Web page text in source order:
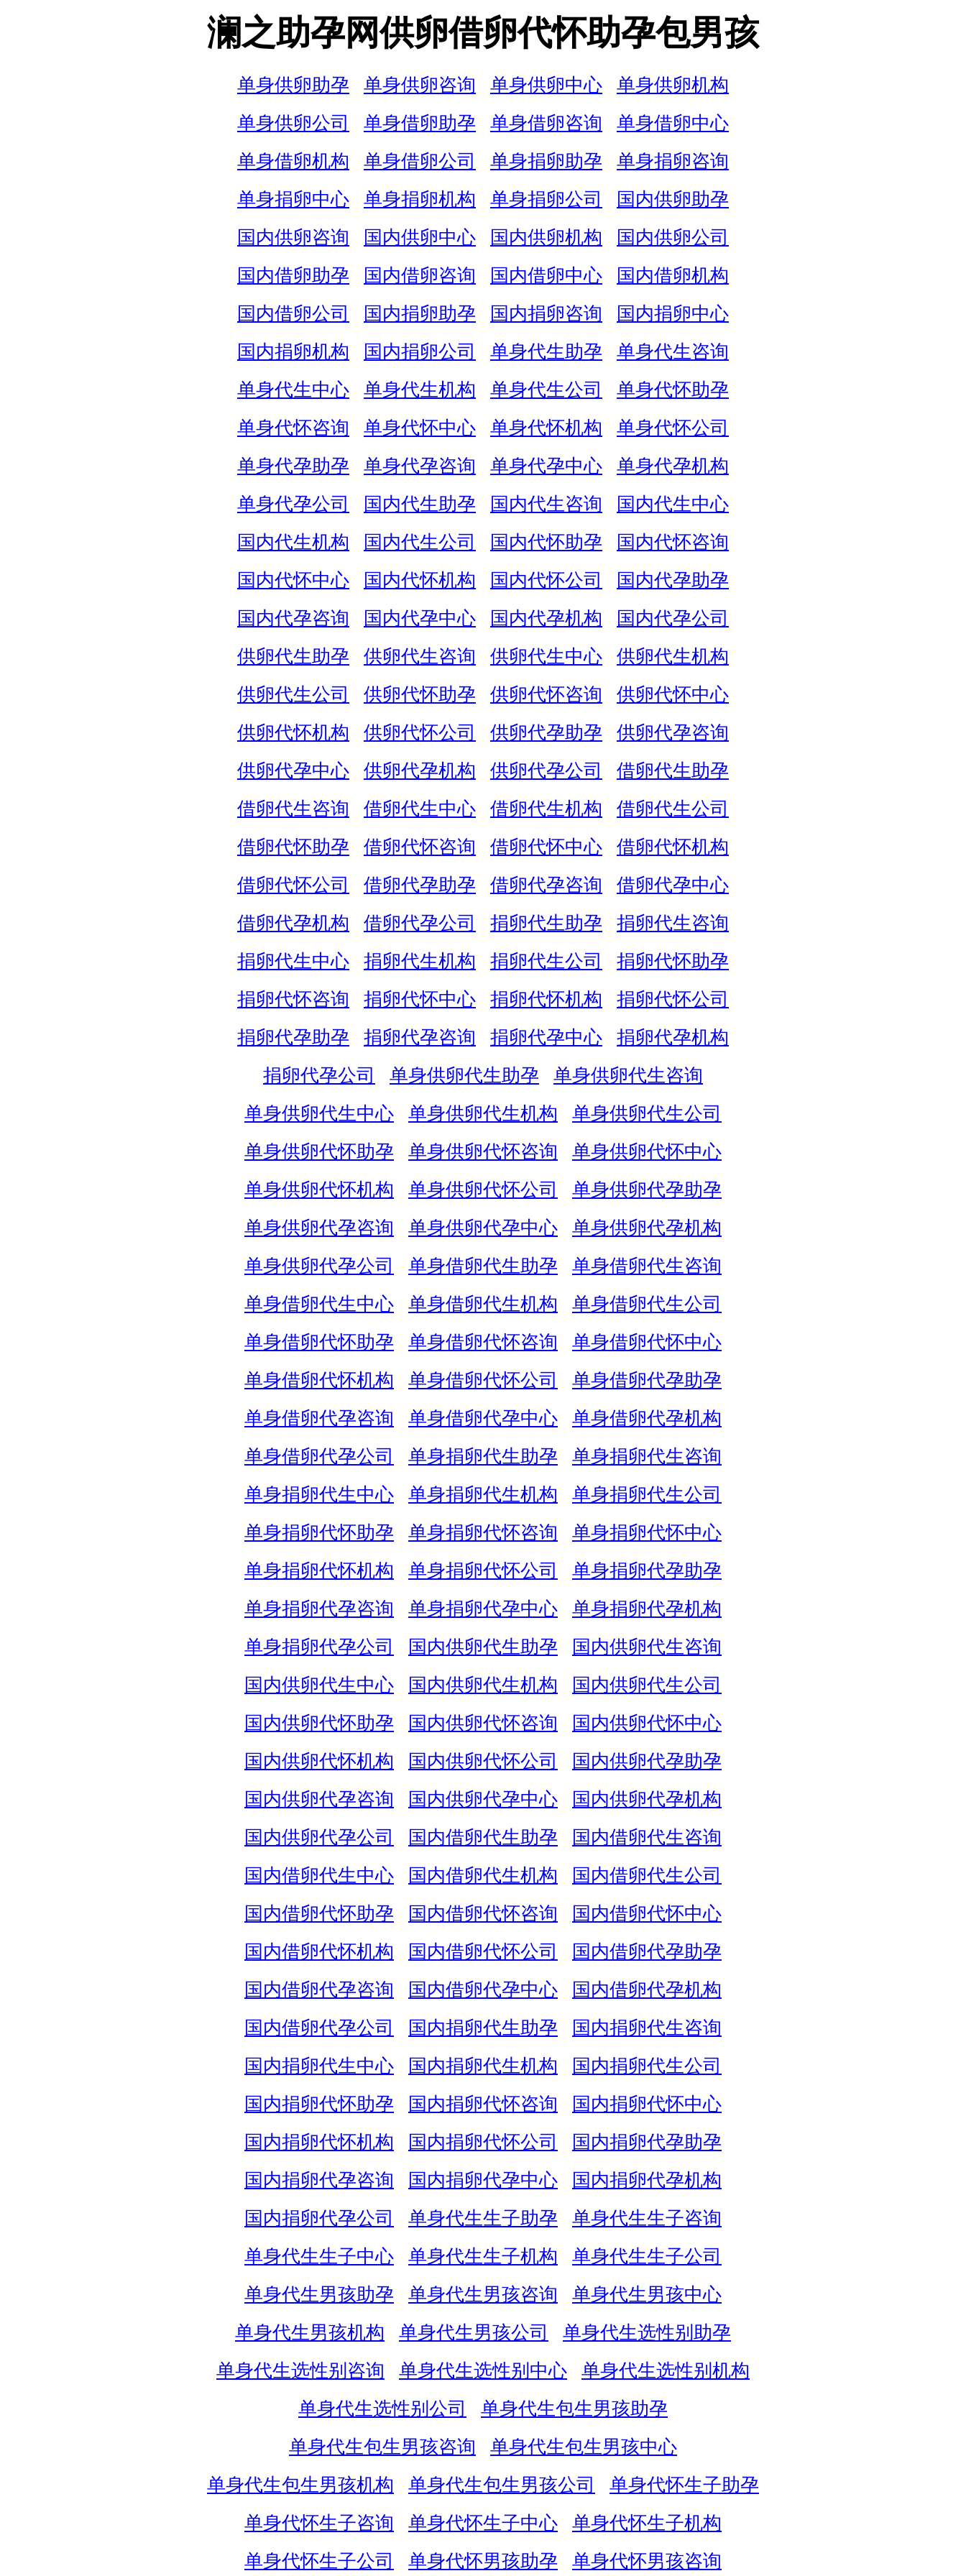
澜之助孕网供卵借卵代怀助孕包男孩
单身供卵助孕 单身供卵咨询 单身供卵中心
单身供卵机构
单身供卵公司
单身借卵助孕 单身借卵咨询
单身借卵中心
单身借卵机构
单身借卵公司 单身捐卵助孕
单身捐卵咨询
单身捐卵中心
单身捐卵机构 单身捐卵公司
国内供卵助孕
国内供卵咨询
国内供卵中心 国内供卵机构
国内供卵公司
国内借卵助孕
国内借卵咨询 国内借卵中心
国内借卵机构
国内借卵公司
国内捐卵助孕 国内捐卵咨询
国内捐卵中心
国内捐卵机构
国内捐卵公司 单身代生助孕
单身代生咨询
单身代生中心
单身代生机构 单身代生公司
单身代怀助孕
单身代怀咨询
单身代怀中心 单身代怀机构
单身代怀公司
单身代孕助孕
单身代孕咨询 单身代孕中心
单身代孕机构
单身代孕公司
国内代生助孕 国内代生咨询
国内代生中心
国内代生机构
国内代生公司 国内代怀助孕
国内代怀咨询
国内代怀中心
国内代怀机构 国内代怀公司
国内代孕助孕
国内代孕咨询
国内代孕中心 国内代孕机构
国内代孕公司
供卵代生助孕
供卵代生咨询 供卵代生中心
供卵代生机构
供卵代生公司
供卵代怀助孕 供卵代怀咨询
供卵代怀中心
供卵代怀机构
供卵代怀公司 供卵代孕助孕
供卵代孕咨询
供卵代孕中心
供卵代孕机构 供卵代孕公司
借卵代生助孕
借卵代生咨询
借卵代生中心 借卵代生机构
借卵代生公司
借卵代怀助孕
借卵代怀咨询 借卵代怀中心
借卵代怀机构
借卵代怀公司
借卵代孕助孕 借卵代孕咨询
借卵代孕中心
借卵代孕机构
借卵代孕公司 捐卵代生助孕
捐卵代生咨询
捐卵代生中心
捐卵代生机构 捐卵代生公司
捐卵代怀助孕
捐卵代怀咨询
捐卵代怀中心 捐卵代怀机构
捐卵代怀公司
捐卵代孕助孕
捐卵代孕咨询 捐卵代孕中心
捐卵代孕机构
捐卵代孕公司
单身供卵代生助孕
单身供卵代生咨询
单身供卵代生中心
单身供卵代生机构
单身供卵代生公司
单身供卵代怀助孕
单身供卵代怀咨询
单身供卵代怀中心
单身供卵代怀机构
单身供卵代怀公司
单身供卵代孕助孕
单身供卵代孕咨询
单身供卵代孕中心
单身供卵代孕机构
单身供卵代孕公司
单身借卵代生助孕
单身借卵代生咨询
单身借卵代生中心
单身借卵代生机构
单身借卵代生公司
单身借卵代怀助孕
单身借卵代怀咨询
单身借卵代怀中心
单身借卵代怀机构
单身借卵代怀公司
单身借卵代孕助孕
单身借卵代孕咨询
单身借卵代孕中心
单身借卵代孕机构
单身借卵代孕公司
单身捐卵代生助孕
单身捐卵代生咨询
单身捐卵代生中心
单身捐卵代生机构
单身捐卵代生公司
单身捐卵代怀助孕
单身捐卵代怀咨询
单身捐卵代怀中心
单身捐卵代怀机构
单身捐卵代怀公司
单身捐卵代孕助孕
单身捐卵代孕咨询
单身捐卵代孕中心
单身捐卵代孕机构
单身捐卵代孕公司
国内供卵代生助孕
国内供卵代生咨询
国内供卵代生中心
国内供卵代生机构
国内供卵代生公司
国内供卵代怀助孕
国内供卵代怀咨询
国内供卵代怀中心
国内供卵代怀机构
国内供卵代怀公司
国内供卵代孕助孕
国内供卵代孕咨询
国内供卵代孕中心
国内供卵代孕机构
国内供卵代孕公司
国内借卵代生助孕
国内借卵代生咨询
国内借卵代生中心
国内借卵代生机构
国内借卵代生公司
国内借卵代怀助孕
国内借卵代怀咨询
国内借卵代怀中心
国内借卵代怀机构
国内借卵代怀公司
国内借卵代孕助孕
国内借卵代孕咨询
国内借卵代孕中心
国内借卵代孕机构
国内借卵代孕公司
国内捐卵代生助孕
国内捐卵代生咨询
国内捐卵代生中心
国内捐卵代生机构
国内捐卵代生公司
国内捐卵代怀助孕
国内捐卵代怀咨询
国内捐卵代怀中心
国内捐卵代怀机构
国内捐卵代怀公司
国内捐卵代孕助孕
国内捐卵代孕咨询
国内捐卵代孕中心
国内捐卵代孕机构
国内捐卵代孕公司
单身代生生子助孕
单身代生生子咨询
单身代生生子中心
单身代生生子机构
单身代生生子公司
单身代生男孩助孕
单身代生男孩咨询
单身代生男孩中心
单身代生男孩机构
单身代生男孩公司
单身代生选性别助孕
单身代生选性别咨询
单身代生选性别中心
单身代生选性别机构
单身代生选性别公司
单身代生包生男孩助孕
单身代生包生男孩咨询
单身代生包生男孩中心
单身代生包生男孩机构
单身代生包生男孩公司
单身代怀生子助孕
单身代怀生子咨询
单身代怀生子中心
单身代怀生子机构
单身代怀生子公司
单身代怀男孩助孕 单身代怀男孩咨询